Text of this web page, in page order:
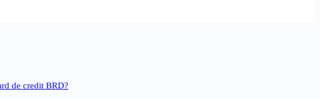
de credit BRD?